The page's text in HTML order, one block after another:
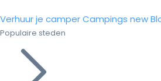
Verhuur je camperCampings new
Populaire steden